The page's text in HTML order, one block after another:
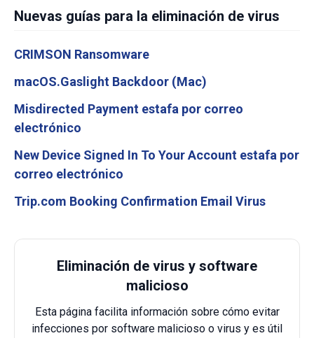
Nuevas guías para la eliminación de virus
CRIMSON Ransomware
macOS.Gaslight Backdoor (Mac)
Misdirected Payment estafa por correo
electrónico
New Device Signed In To Your Account estafa por
correo electrónico
Trip.com Booking Confirmation Email Virus
Eliminación de virus y software
malicioso
Esta página facilita información sobre cómo evitar
infecciones por software malicioso o virus y es útil